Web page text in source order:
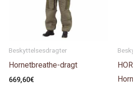
Beskyttelsesdragter
Hornetbreathe-dragt
669,60€
vælges
varesiden